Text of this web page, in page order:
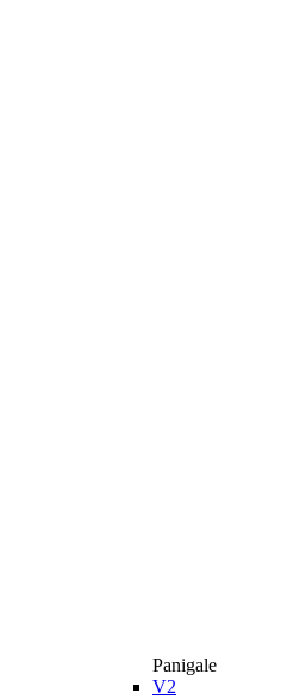
Panigale
V2